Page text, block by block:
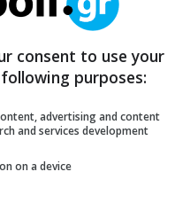
κανένας να
θέλουμε»
για όσα
consent to use your
purposes:
advertising and content
and services development
on a device